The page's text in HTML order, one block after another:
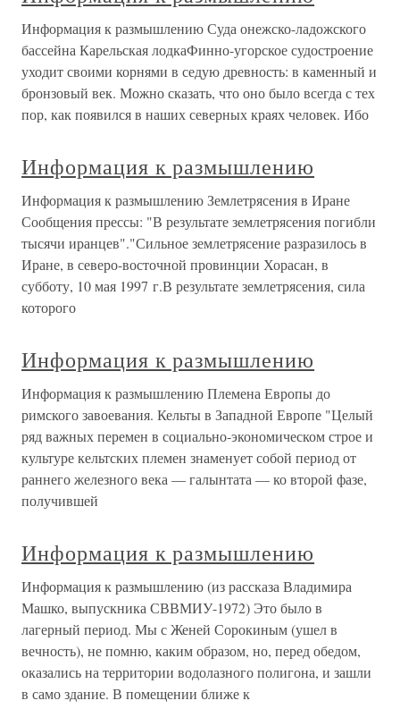
Информация к размышлению Суда онежско-ладожского
бассейна Карельская лодкаФинно-угорское судостроение
уходит своими корнями в седую древность: в каменный и
бронзовый век. Можно сказать, что оно было всегда с тех
пор, как появился в наших северных краях человек. Ибо
Информация к размышлению
Информация к размышлению Землетрясения в Иране
Сообщения прессы: "В результате землетрясения погибли
тысячи иранцев"."Сильное землетрясение разразилось в
Иране, в северо-восточной провинции Хорасан, в
субботу, 10 мая 1997 г.В результате землетрясения, сила
которого
Информация к размышлению
Информация к размышлению Племена Европы до
римского завоевания. Кельты в Западной Европе "Целый
ряд важных перемен в социально-экономическом строе и
культуре кельтских племен знаменует собой период от
раннего железного века — галынтата — ко второй фазе,
получившей
Информация к размышлению
Информация к размышлению (из рассказа Владимира
Машко, выпускника СВВМИУ-1972) Это было в
лагерный период. Мы с Женей Сорокиным (ушел в
вечность), не помню, каким образом, но, перед обедом,
оказались на территории водолазного полигона, и зашли
в само здание. В помещении ближе к